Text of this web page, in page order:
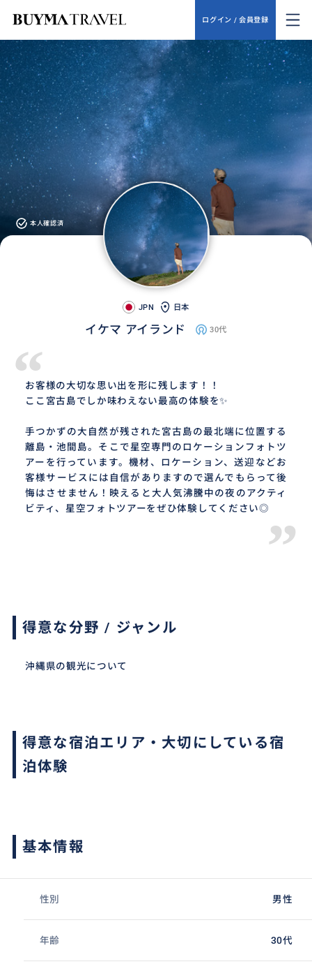
ログイン / 会員登録
本人確認済
JPN 日本
イケマ アイランド 30代
“
お客様の大切な思い出を形に残します！！
ここ宮古島でしか味わえない最高の体験を✨
手つかずの大自然が残された宮古島の最北端に位置する
離島・池間島。そこで星空専門のロケーションフォトツ
アーを行っています。機材、ロケーション、送迎などお
客様サービスには自信がありますので選んでもらって後
悔はさせません！映えると大人気沸騰中の夜のアクティ
ビティ、星空フォトツアーをぜひ体験してください◎
”
得意な分野 / ジャンル
沖縄県の観光について
得意な宿泊エリア・大切にしている宿
泊体験
基本情報
性別 男性
年齢 30代